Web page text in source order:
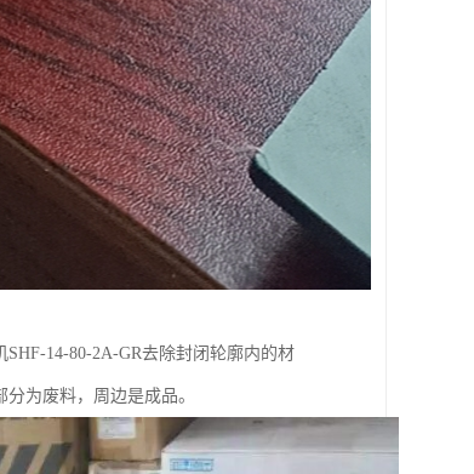
14-80-2A-GR去除封闭轮廓内的材
为废料，周边是成品。